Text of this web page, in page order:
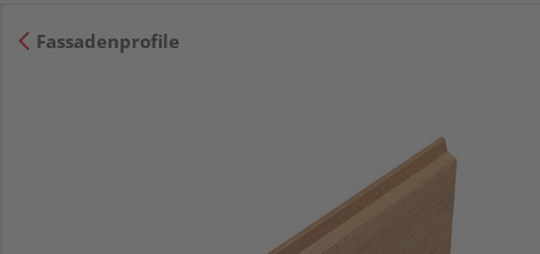
Fassadenprofile